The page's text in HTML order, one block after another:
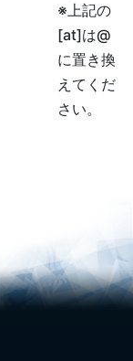
※上記の
[at]は@
に置き換
えてくだ
さい。